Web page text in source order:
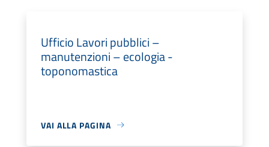
Ufficio Lavori pubblici –
manutenzioni – ecologia -
toponomastica
VAI ALLA PAGINA